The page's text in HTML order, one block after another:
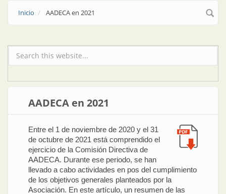
Inicio AADECA en 2021
Formulario de búsqueda
AADECA en 2021
Entre el 1 de noviembre de 2020 y el 31
de octubre de 2021 está comprendido el
ejercicio de la Comisión Directiva de
AADECA. Durante ese periodo, se han
llevado a cabo actividades en pos del cumplimiento
de los objetivos generales planteados por la
Asociación. En este artículo, un resumen de las